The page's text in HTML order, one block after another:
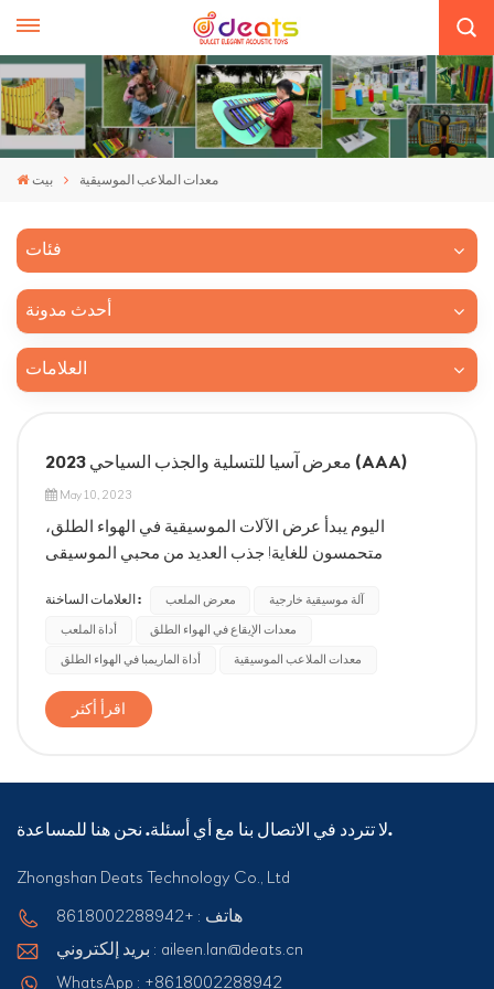
بيت معدات الملاعب الموسيقية
فئات
أحدث مدونة
العلامات
2023 معرض آسيا للتسلية والجذب السياحي (AAA)
May 10, 2023
اليوم يبدأ عرض الآلات الموسيقية في الهواء الطلق،
متحمسون للغاية! جذب العديد من محبي الموسيقى
للمشاركين تجربة الآلات الموسيقية المختلفة والتعرف على
خصائصها واستخدامها. بالإضافة إلى ذلك، يمكنك أيضًا
التواصل مع مدرسي الموسيقى لدينا حول ال...
العلامات الساخنة : معرض الملعب آلة موسيقية خارجية
أداة الملعب معدات الإيقاع في الهواء الطلق
أداة الماريمبا في الهواء الطلق معدات الملاعب الموسيقية
اقرأ أكثر
لا تتردد في الاتصال بنا مع أي أسئلة. نحن هنا للمساعدة.
Zhongshan Deats Technology Co., Ltd
هاتف : +8618002288942
بريد إلكتروني : aileen.lan@deats.cn
WhatsApp : +8618002288942